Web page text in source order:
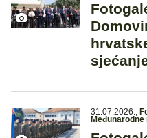
31.07.2026.,